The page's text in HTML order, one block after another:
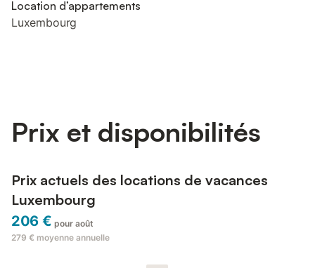
Location d’appartements
Luxembourg
Prix et disponibilités
Prix actuels des locations de vacances
Luxembourg
206 € pour août
279 € moyenne annuelle